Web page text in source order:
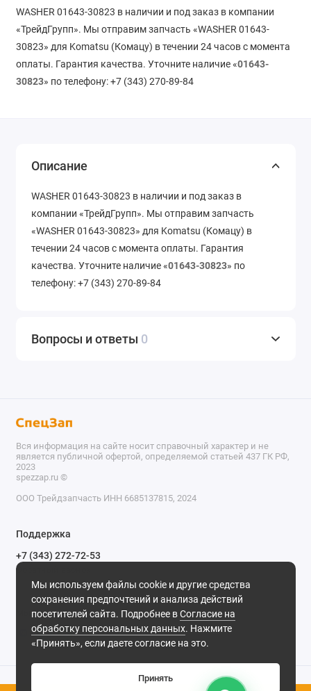
WASHER 01643-30823 в наличии и под заказ в компании
«ТрейдГрупп». Мы отправим запчасть «WASHER 01643-
30823» для Komatsu (Комацу) в течении 24 часов с момента
оплаты. Гарантия качества. Уточните наличие «01643-
30823» по телефону: +7 (343) 270-89-84
Описание
WASHER 01643-30823 в наличии и под заказ в
компании «ТрейдГрупп». Мы отправим запчасть
«WASHER 01643-30823» для Komatsu (Комацу) в
течении 24 часов с момента оплаты. Гарантия
качества. Уточните наличие «01643-30823» по
телефону: +7 (343) 270-89-84
Вопросы и ответы 0
Мы используем файлы cookie и другие средства
сохранения предпочтений и анализа действий
посетителей сайта. Подробнее вСогласие на
обработку персональных данных. Нажмите
«Принять», если даете согласие на это.
Принять
Вся информация на сайте носит справочный характер и не
является публичной офертой, определяемой статьей 437 ГК РФ,
2023
spezzap.ru ©️
ООО Трейдзапчасть ИНН 6685137815, 2024
Поддержка
+7 (343) 272-72-53
Обратный звонок
620030, г. Екатеринбург, ул. Карьерная, д. 14, оф. 14.
Мы в сети